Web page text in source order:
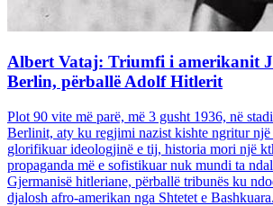
Albert Vataj: Triumfi i amerikanit
Berlin, përballë Adolf Hitlerit
Plot 90 vite më parë, më 3 gusht 1936, në
Berlinit, aty ku regjimi nazist kishte ngritur një
glorifikuar ideologjinë e tij, historia mori një
propaganda më e sofistikuar nuk mundi ta
Gjermanisë hitleriane, përballë tribunës ku
djalosh afro-amerikan nga Shtetet e